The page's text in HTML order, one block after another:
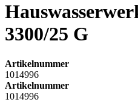
3300/25 G
Artikelnummer
1014996
Artikelnummer
1014996